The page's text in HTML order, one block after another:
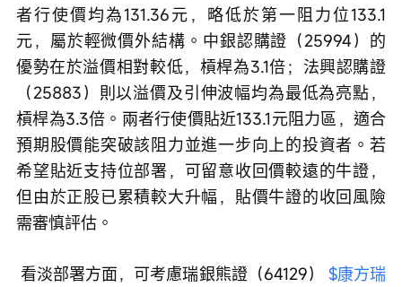
者行使價均為131.36元，略低於第一阻力位133.1
元，屬於輕微價外結構。中銀認購證（25994）的
優勢在於溢價相對較低，槓桿為3.1倍；法興認購證
（25883）則以溢價及引伸波幅均為最低為亮點，
槓桿為3.3倍。兩者行使價貼近133.1元阻力區，適合
預期股價能突破該阻力並進一步向上的投資者。若
希望貼近支持位部署，可留意收回價較遠的牛證，
但由於正股已累積較大升幅，貼價牛證的收回風險
需審慎評估。
看淡部署方面，可考慮瑞銀熊證（64129） $康方瑞